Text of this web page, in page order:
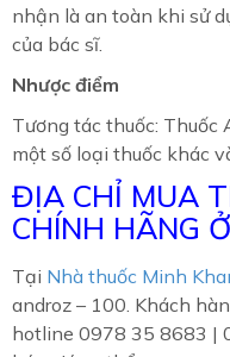
nhận là an toàn khi sử
của bác sĩ.
Nhược điểm
Tương tác thuốc: Thuốc
một số loại thuốc khác
ĐỊA CHỈ MUA
CHÍNH HÃNG
Tại Nhà thuốc Minh
androz – 100. Khách
hotline 0978 35 8683 |